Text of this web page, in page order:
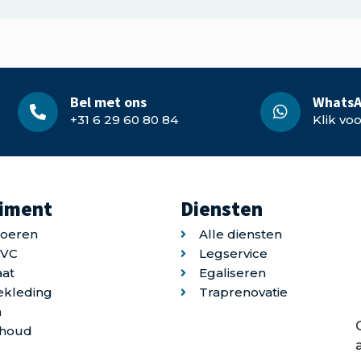
Bel met ons
+31 6 29 60 80 84 Klik
Diensten
Alle diensten
Legservice
Egaliseren
Traprenovatie